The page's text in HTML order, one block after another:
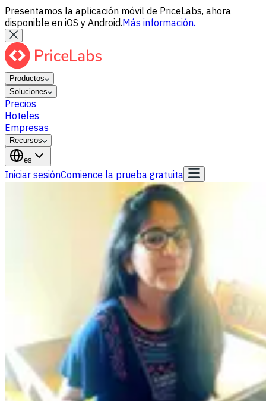
Presentamos la aplicación móvil de PriceLabs, ahora
disponible en iOS y Android.Más información.
Productos
Soluciones
Precios
Hoteles
Empresas
Recursos
es
Iniciar sesiónComience la prueba gratuita